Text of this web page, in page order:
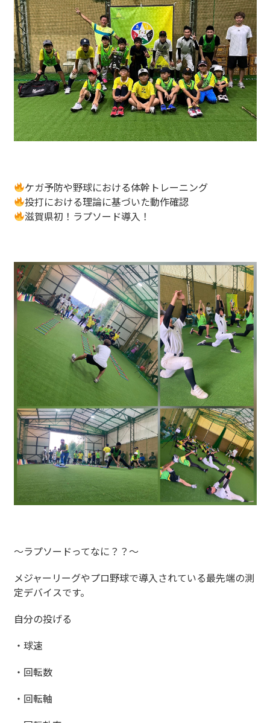
ケガ予防や野球における体幹トレーニング
投打における理論に基づいた動作確認
滋賀県初！ラプソード導入！
〜ラプソードってなに？？〜
メジャーリーグやプロ野球で導入されている最先端の測
定デバイスです。
自分の投げる
・球速
・回転数
・回転軸